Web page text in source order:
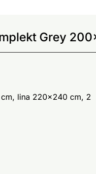
Grey
lina 220x240 cm, 2